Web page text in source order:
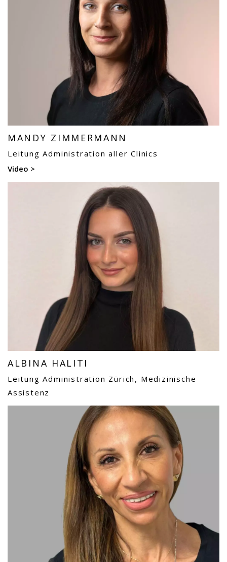
MANDY ZIMMERMANN
Leitung Administration aller Clinics
Video >
ALBINA HALITI
Leitung Administration Zürich, Medizinische
Assistenz